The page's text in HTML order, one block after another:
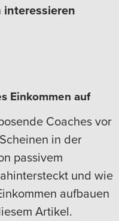
Einkommen auf
Coaches vor
in der
passivem
und wie
aufbauen
Artikel.